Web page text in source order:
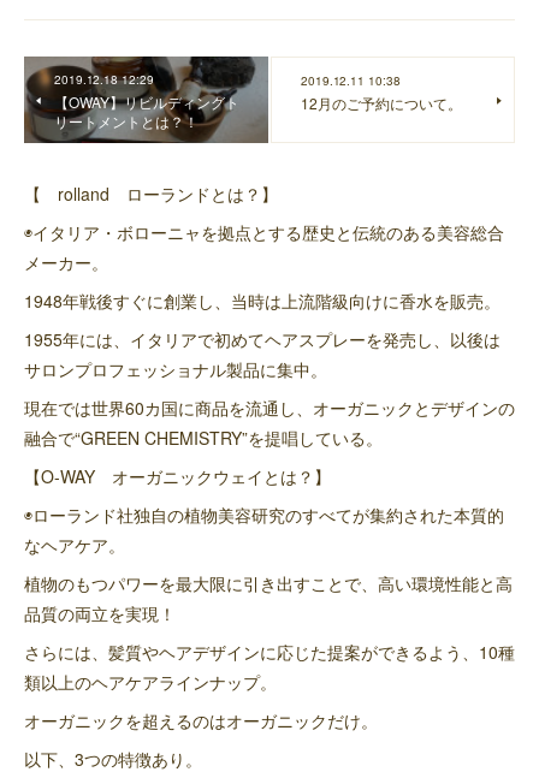
2019.12.18 12:29
【OWAY】リビルディングト
リートメントとは？！
2019.12.11 10:38
12月のご予約について。
【 rolland ローランドとは？】
◉イタリア・ボローニャを拠点とする歴史と伝統のある美容総合
メーカー。
1948年戦後すぐに創業し、当時は上流階級向けに香水を販売。
1955年には、イタリアで初めてヘアスプレーを発売し、以後は
サロンプロフェッショナル製品に集中。
現在では世界60カ国に商品を流通し、オーガニックとデザインの
融合で“GREEN CHEMISTRY”を提唱している。
【O-WAY オーガニックウェイとは？】
◉ローランド社独自の植物美容研究のすべてが集約された本質的
なヘアケア。
植物のもつパワーを最大限に引き出すことで、高い環境性能と高
品質の両立を実現！
さらには、髪質やヘアデザインに応じた提案ができるよう、10種
類以上のヘアケアラインナップ。
オーガニックを超えるのはオーガニックだけ。
以下、3つの特徴あり。